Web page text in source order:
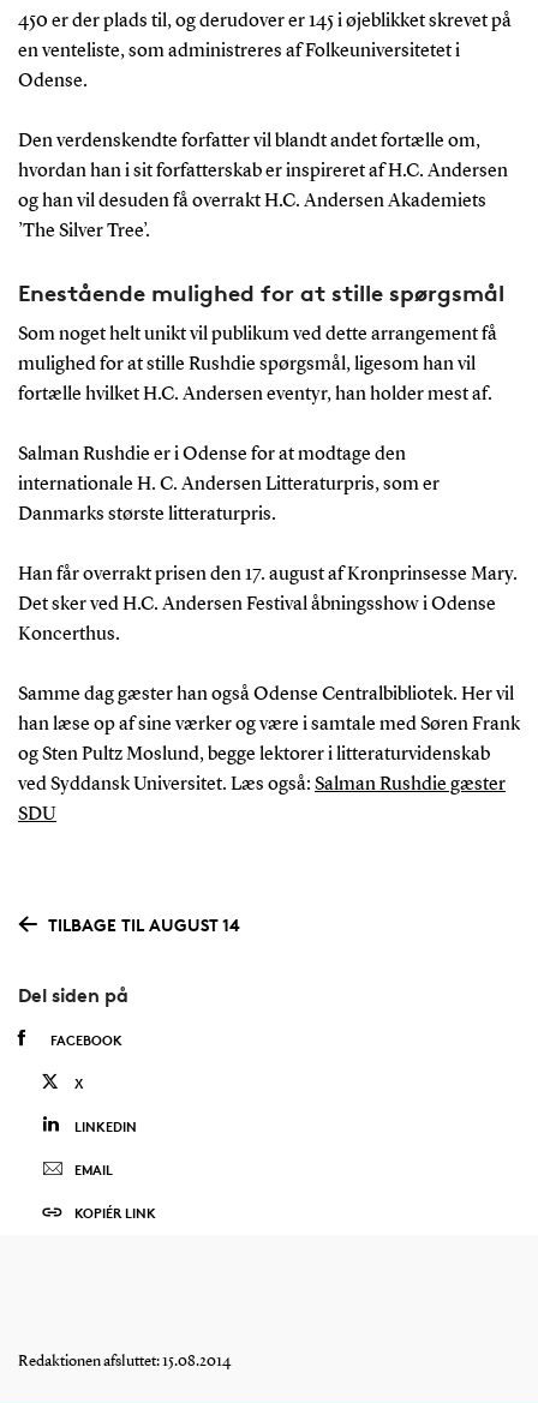
450 er der plads til, og derudover er 145 i øjeblikket skrevet på
en venteliste, som administreres af Folkeuniversitetet i
Odense.
Den verdenskendte forfatter vil blandt andet fortælle om,
hvordan han i sit forfatterskab er inspireret af H.C. Andersen
og han vil desuden få overrakt H.C. Andersen Akademiets
’The Silver Tree’.
Enestående mulighed for at stille spørgsmål
Som noget helt unikt vil publikum ved dette arrangement få
mulighed for at stille Rushdie spørgsmål, ligesom han vil
fortælle hvilket H.C. Andersen eventyr, han holder mest af.
Salman Rushdie er i Odense for at modtage den
internationale H. C. Andersen Litteraturpris, som er
Danmarks største litteraturpris.
Han får overrakt prisen den 17. august af Kronprinsesse Mary.
Det sker ved H.C. Andersen Festival åbningsshow i Odense
Koncerthus.
Samme dag gæster han også Odense Centralbibliotek. Her vil
han læse op af sine værker og være i samtale med Søren Frank
og Sten Pultz Moslund, begge lektorer i litteraturvidenskab
ved Syddansk Universitet. Læs også: Salman Rushdie gæster
SDU
TILBAGE TIL AUGUST 14
Del siden på
FACEBOOK
X
LINKEDIN
EMAIL
KOPIÉR LINK
Redaktionen afsluttet: 15.08.2014